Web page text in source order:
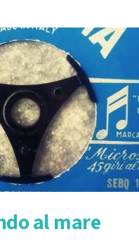
al mare